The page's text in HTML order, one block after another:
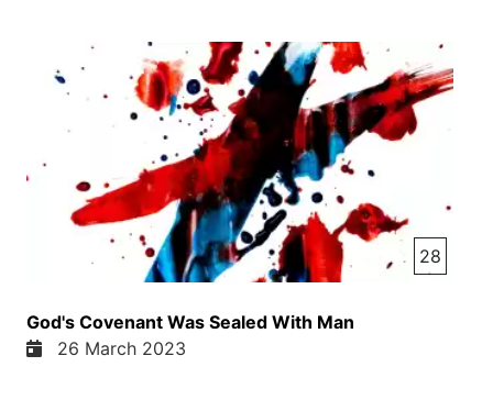
28
God's Covenant Was Sealed With Man
26 March 2023